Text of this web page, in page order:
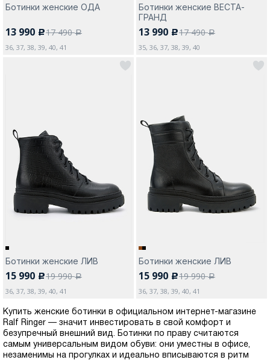
Ботинки женские ОДА
13 990 c17 490a
36, 37, 38, 39, 40, 41
Ботинки женские ВЕСТА-
ГРАНД
13 990 c17 490a
35, 36, 37, 38, 39, 40
Ботинки женские ЛИВ
15 990 c19 990a
36, 37, 38, 39, 40, 41
Ботинки женские ЛИВ
15 990 c19 990a
36, 37, 38, 39, 40, 41
Купить женские ботинки в официальном интернет-магазине
Ralf Ringer — значит инвестировать в свой комфорт и
безупречный внешний вид. Ботинки по праву считаются
самым универсальным видом обуви: они уместны в офисе,
незаменимы на прогулках и идеально вписываются в ритм